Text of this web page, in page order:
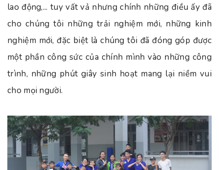
lao động,... tuy vất vả nhưng chính những điều ấy đã
cho chúng tôi những trải nghiệm mới, những kinh
nghiệm mới, đặc biệt là chúng tôi đã đóng góp được
một phần công sức của chính mình vào những công
trình, những phút giây sinh hoạt mang lại niềm vui
cho mọi người.